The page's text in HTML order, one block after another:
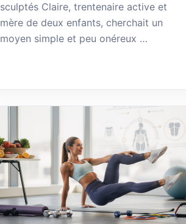
sculptés Claire, trentenaire active et
mère de deux enfants, cherchait un
moyen simple et peu onéreux …